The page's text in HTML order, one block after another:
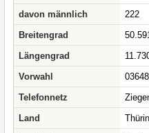
davon männlich
222
Breitengrad
Längengrad
Vorwahl
Telefonnetz
Land